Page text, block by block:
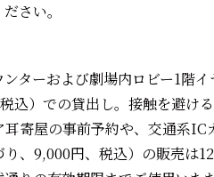
さい。
ターおよび劇場内ロビー1階
込）での貸出し。接触を避け
寄屋の事前予約や、交通系
、9,000円、税込）の販売は